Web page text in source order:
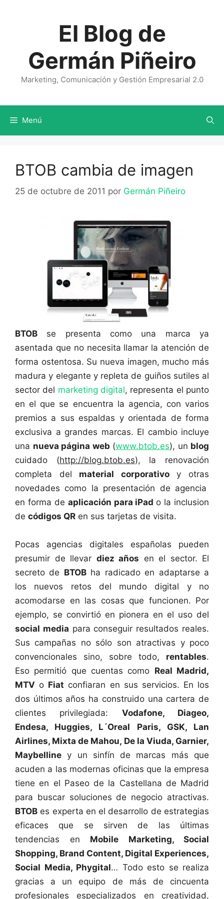
El Blog de
Germán Piñeiro
Marketing, Comunicación y Gestión Empresarial 2.0
Menú
BTOB cambia de imagen
25 de octubre de 2011 por Germán Piñeiro
BTOB se presenta como una marca ya
asentada que no necesita llamar la atención de
forma ostentosa. Su nueva imagen, mucho más
madura y elegante y repleta de guiños sutiles al
sector del marketing digital, representa el punto
en el que se encuentra la agencia, con varios
premios a sus espaldas y orientada de forma
exclusiva a grandes marcas. El cambio incluye
una nueva página web (www.btob.es), un blog
cuidado (http://blog.btob.es), la renovación
completa del material corporativoy otras
novedades como la presentación de agencia
en forma de aplicación para iPad o la inclusion
de códigos QR en sus tarjetas de visita.
Pocas agencias digitales españolas pueden
presumir de llevar diez años en el sector. El
secreto de BTOBha radicado en adaptarse a
los nuevos retos del mundo digital y no
acomodarse en las cosas que funcionen. Por
ejemplo, se convirtió en pionera en el uso del
social media para conseguir resultados reales.
Sus campañas no sólo son atractivas y poco
convencionales sino, sobre todo, rentables.
Eso permitió que cuentas como Real Madrid,
MTV o Fiat confiaran en sus servicios. En los
dos últimos años ha construido una cartera de
clientes privilegiada: Vodafone, Diageo,
Endesa, Huggies, L´Oreal Paris, GSK, Lan
Airlines, Mixta de Mahou, De la Viuda, Garnier,
Maybelline y un sinfín de marcas más que
acuden a las modernas oficinas que la empresa
tiene en el Paseo de la Castellana de Madrid
para buscar soluciones de negocio atractivas.
BTOB es experta en el desarrollo de estrategias
eficaces que se sirven de las últimas
tendencias en Mobile Marketing, Social
Shopping, Brand Content, Digital Experiences,
Social Media, Phygital… Todo esto se realiza
gracias a un equipo de más de cincuenta
profesionales especializados en creatividad,